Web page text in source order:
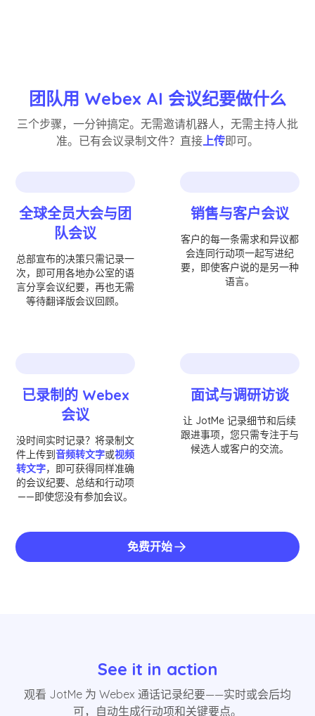
团队用 Webex AI 会议纪要做什么
三个步骤，一分钟搞定。无需邀请机器人，无需主持人批
准。已有会议录制文件？直接上传即可。
全球全员大会与团
队会议
总部宣布的决策只需记录一
次，即可用各地办公室的语
言分享会议纪要，再也无需
等待翻译版会议回顾。
销售与客户会议
客户的每一条需求和异议都
会连同行动项一起写进纪
要，即使客户说的是另一种
语言。
已录制的 Webex
会议
没时间实时记录？将录制文
件上传到音频转文字或视频
转文字，即可获得同样准确
的会议纪要、总结和行动项
——即使您没有参加会议。
面试与调研访谈
让 JotMe 记录细节和后续
跟进事项，您只需专注于与
候选人或客户的交流。
免费开始
See it in action
观看 JotMe 为 Webex 通话记录纪要——实时或会后均
可，自动生成行动项和关键要点。